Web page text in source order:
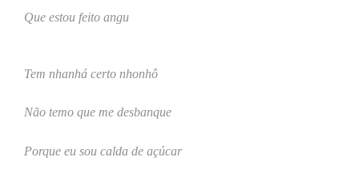
Que estou feito angu
Tem nhanhá certo nhonhô
Não temo que me desbanque
Porque eu sou calda de açúcar